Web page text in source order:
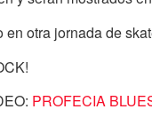
en otra jornada de
PROFECIA